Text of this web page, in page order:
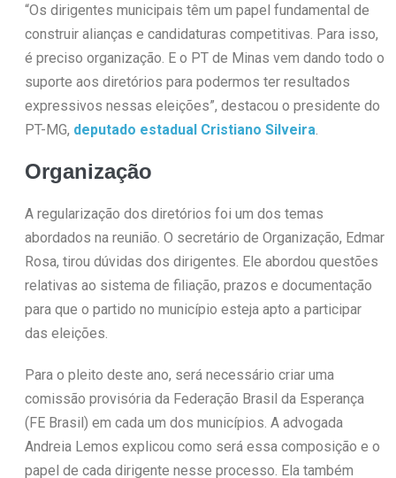
“Os dirigentes municipais têm um papel fundamental de
construir alianças e candidaturas competitivas. Para isso,
é preciso organização. E o PT de Minas vem dando todo o
suporte aos diretórios para podermos ter resultados
expressivos nessas eleições”, destacou o presidente do
PT-MG, deputado estadual Cristiano Silveira
Organização
A regularização dos diretórios foi um dos temas
abordados na reunião. O secretário de Organização, Edmar
Rosa, tirou dúvidas dos dirigentes. Ele abordou questões
relativas ao sistema de filiação, prazos e documentação
para que o partido no município esteja apto a participar
das eleições.
Para o pleito deste ano, será necessário criar uma
comissão provisória da Federação Brasil da Esperança
(FE Brasil) em cada um dos municípios. A advogada
Andreia Lemos explicou como será essa composição e o
papel de cada dirigente nesse processo. Ela também